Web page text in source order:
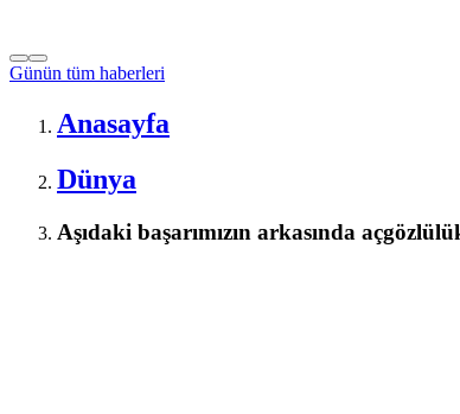
Günün tüm haberleri
Anasayfa
Dünya
Aşıdaki başarımızın arkasında